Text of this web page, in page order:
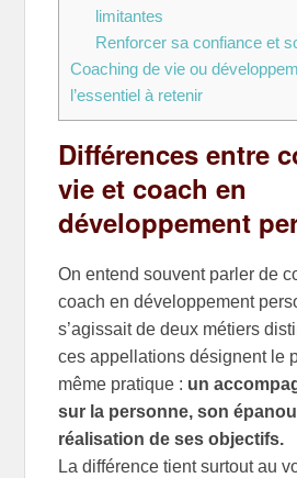
limitantes
Renforcer sa confiance et
Coaching de vie ou
l’essentiel à retenir
Différences entre
vie et coach en
développement
On entend souvent parler de
coach en développement
s’agissait de deux métiers
ces appellations désignent le
même pratique : un
sur la personne, son
réalisation de ses objectifs.
La différence tient surtout au